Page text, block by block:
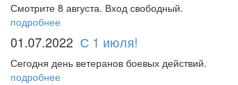
Смотрите 8 августа. Вход свободный.
подробнее
01.07.2022 С 1 июля!
Сегодня день ветеранов боевых действий.
подробнее